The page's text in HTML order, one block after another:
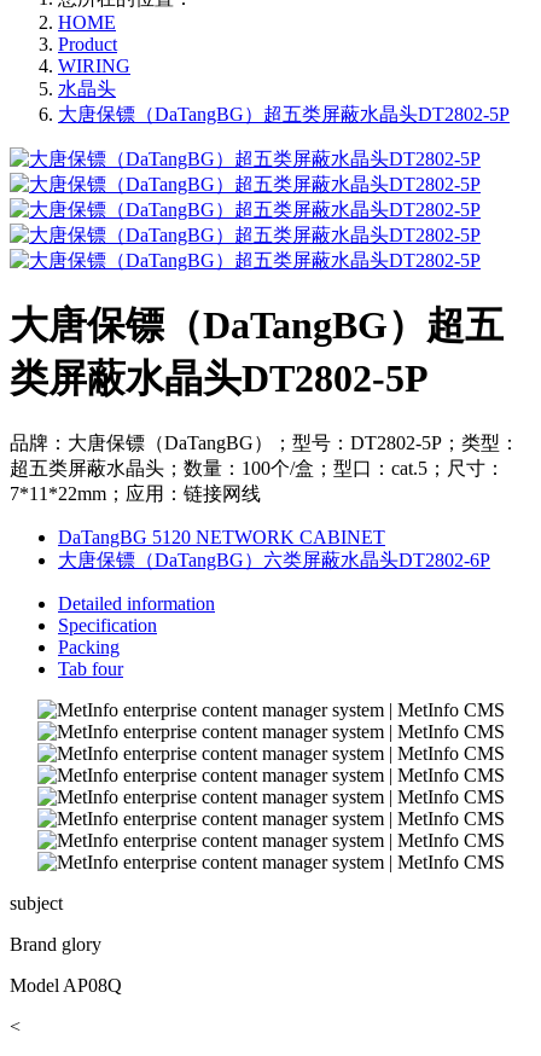
HOME
Product
WIRING
水晶头
大唐保镖（DaTangBG）超五类屏蔽水晶头DT2802-5P
大唐保镖（DaTangBG）超五
类屏蔽水晶头DT2802-5P
品牌：大唐保镖（DaTangBG）；型号：DT2802-5P；类型：
超五类屏蔽水晶头；数量：100个/盒；型口：cat.5；尺寸：
7*11*22mm；应用：链接网线
DaTangBG 5120 NETWORK CABINET
大唐保镖（DaTangBG）六类屏蔽水晶头DT2802-6P
Detailed information
Specification
Packing
Tab four
subject
Brand glory
Model AP08Q
<